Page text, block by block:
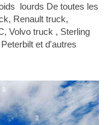
lourds De toutes les
Renault truck,
Volvo truck , Sterling
et d'autres